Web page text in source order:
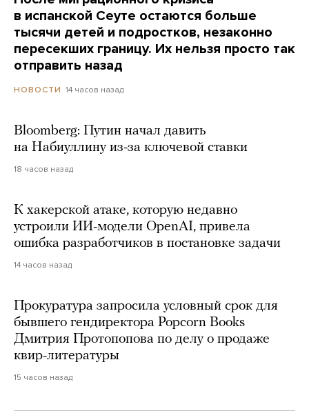
в испанской Сеуте остаются больше
тысячи детей и подростков, незаконно
пересекших границу. Их нельзя просто так
отправить назад
НОВОСТИ 14 часов назад
Bloomberg: Путин начал давить
на Набиуллину из-за ключевой ставки
18 часов назад
К хакерской атаке, которую недавно
устроили ИИ-модели OpenAI, привела
ошибка разработчиков в постановке задачи
14 часов назад
Прокуратура запросила условный срок для
бывшего гендиректора Popcorn Books
Дмитрия Протопопова по делу о продаже
квир-литературы
15 часов назад